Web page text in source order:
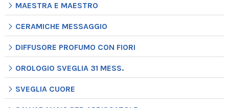
MAESTRA E MAESTRO
CERAMICHE MESSAGGIO
DIFFUSORE PROFUMO CON FIORI
OROLOGIO SVEGLIA 31 MESS.
SVEGLIA CUORE